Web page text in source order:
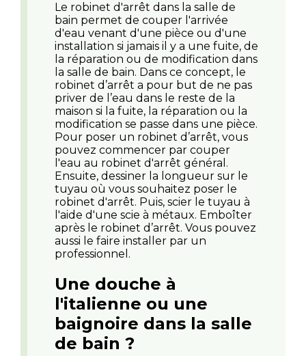
Le robinet d'arrêt dans la salle de
bain permet de couper l'arrivée
d'eau venant d'une pièce ou d'une
installation si jamais il y a une fuite, de
la réparation ou de modification dans
la salle de bain. Dans ce concept, le
robinet d’arrêt a pour but de ne pas
priver de l’eau dans le reste de la
maison si la fuite, la réparation ou la
modification se passe dans une pièce.
Pour poser un robinet d’arrêt, vous
pouvez commencer par couper
l'eau au robinet d'arrêt général.
Ensuite, dessiner la longueur sur le
tuyau où vous souhaitez poser le
robinet d'arrêt. Puis, scier le tuyau à
l'aide d'une scie à métaux. Emboîter
après le robinet d’arrêt. Vous pouvez
aussi le faire installer par un
professionnel.
Une douche à
l'italienne ou une
baignoire dans la salle
de bain ?